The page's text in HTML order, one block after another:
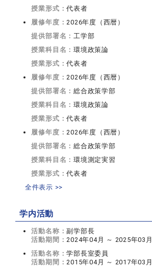
授業形式：代表者
履修年度： 2026年度（西暦）
提供部署名： 工学部
授業科目名：環境政策論
授業形式：代表者
履修年度： 2026年度（西暦）
提供部署名：総合政策学部
授業科目名：環境政策論
授業形式：代表者
履修年度： 2026年度（西暦）
提供部署名：総合政策学部
授業科目名：環境測定実習
授業形式：代表者
全件表示 >>
学内活動
活動名称：副学部長
活動期間： 2024年04月 ～ 2025年03月
活動名称：学部長室委員
活動期間： 2015年04月 ～ 2017年03月